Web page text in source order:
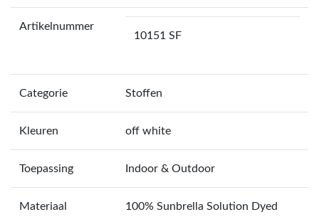
Artikelnummer
10151 SF
Categorie Stoffen
Kleuren off white
Toepassing Indoor & Outdoor
Materiaal
100% Sunbrella Solution Dyed